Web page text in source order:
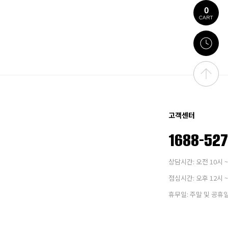
0
CART
고객센터
1688-
상담시간: 오전 10시
점심시간: 오후 12시
휴무일: 주말 및 공휴